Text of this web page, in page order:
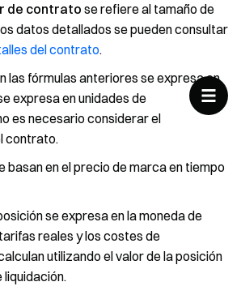
de contrato se refiere al tamaño de
datos detallados se pueden consultar
del contrato.
las fórmulas anteriores se expresa en
expresa en unidades de
es necesario considerar el
contrato.
basan en el precio de marca en tiempo
se expresa en la moneda de
reales y los costes de
utilizando el valor de la posición
liquidación.